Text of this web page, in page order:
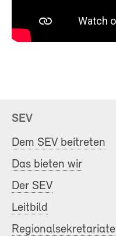
SEV
Dem SEV beitreten
Das bieten wir
Der SEV
Leitbild
Regionalsekretariate